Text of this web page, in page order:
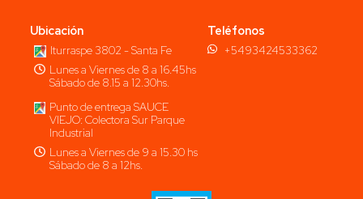
Ubicación
Iturraspe 3802 - Santa Fe
Lunes a Viernes de 8 a 16.45hs
Sábado de 8.15 a 12.30hs.
Punto de entrega SAUCE
VIEJO: Colectora Sur Parque
Industrial
Lunes a Viernes de 9 a 15.30 hs
Sábado de 8 a 12hs.
Teléfonos
+5493424533362